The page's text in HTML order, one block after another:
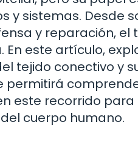
y sistemas. Desde
y reparación, el
En este artículo,
tejido conectivo y
permitirá
este recorrido
cuerpo humano.